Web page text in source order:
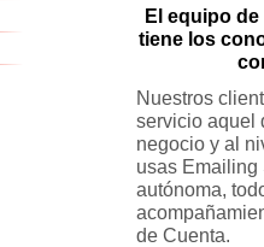
El equipo
tiene los
Nuestros
servicio aquel
negocio y al
usas Emailing
autónoma,
de Cuenta.